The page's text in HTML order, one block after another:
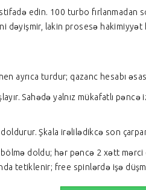
edin. 100 turbo fırlanmadan
dəyişmir, lakin prosesə hakimiyyət
ayrıca turdur; qazanc hesabı
Sahədə yalnız mükafatlı pəncə
Şkala irəlilədikcə son
doldu; hər pəncə 2 xətt
tetiklenir; free spinlərdə işə